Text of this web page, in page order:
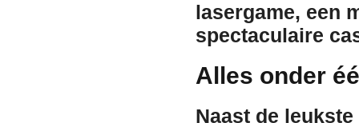
lasergame, een
spectaculaire
Alles onder
Naast de